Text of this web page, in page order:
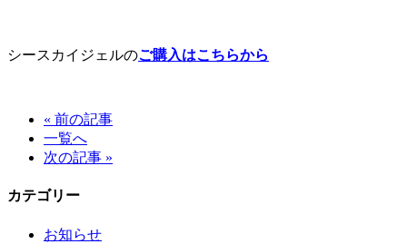
シースカイジェルのご購入はこちらから
« 前の記事
一覧へ
次の記事 »
カテゴリー
お知らせ